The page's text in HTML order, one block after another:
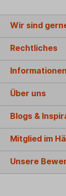
Wir sind
Rechtliches
Über uns
Blogs &
Mitglied im
Unsere